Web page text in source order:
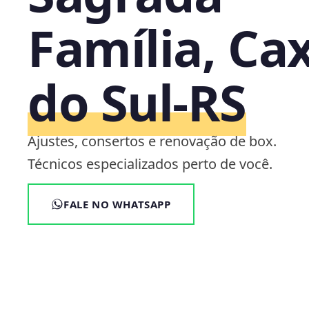
Família,
do Sul‑RS
Ajustes, consertos e renovação de box.
Técnicos especializados perto de você.
FALE NO WHATSAPP